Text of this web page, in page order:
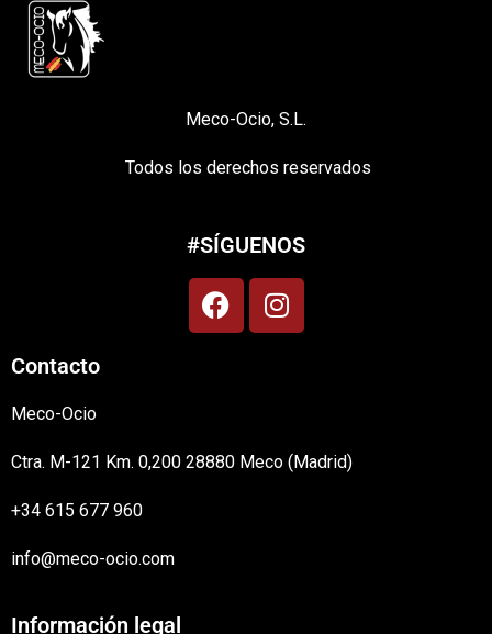
Meco-Ocio, S.L.
Todos los derechos reservados
#SÍGUENOS
Contacto
Meco-Ocio
Ctra. M-121 Km. 0,200 28880 Meco (Madrid)
+34 615 677 960
info@meco-ocio.com
Información legal